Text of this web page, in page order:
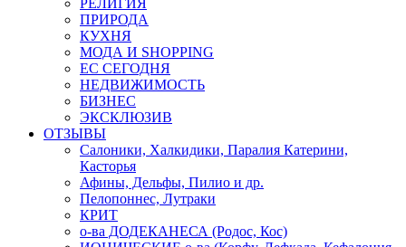
РЕЛИГИЯ
ПРИРОДА
КУХНЯ
МОДА И SHOPPING
ЕС СЕГОДНЯ
НЕДВИЖИМОСТЬ
БИЗНЕС
ЭКСКЛЮЗИВ
ОТЗЫВЫ
Салоники, Халкидики, Паралия Катерини,
Касторья
Афины, Дельфы, Пилио и др.
Пелопоннес, Лутраки
КРИТ
о-ва ДОДЕКАНЕСА (Родос, Кос)